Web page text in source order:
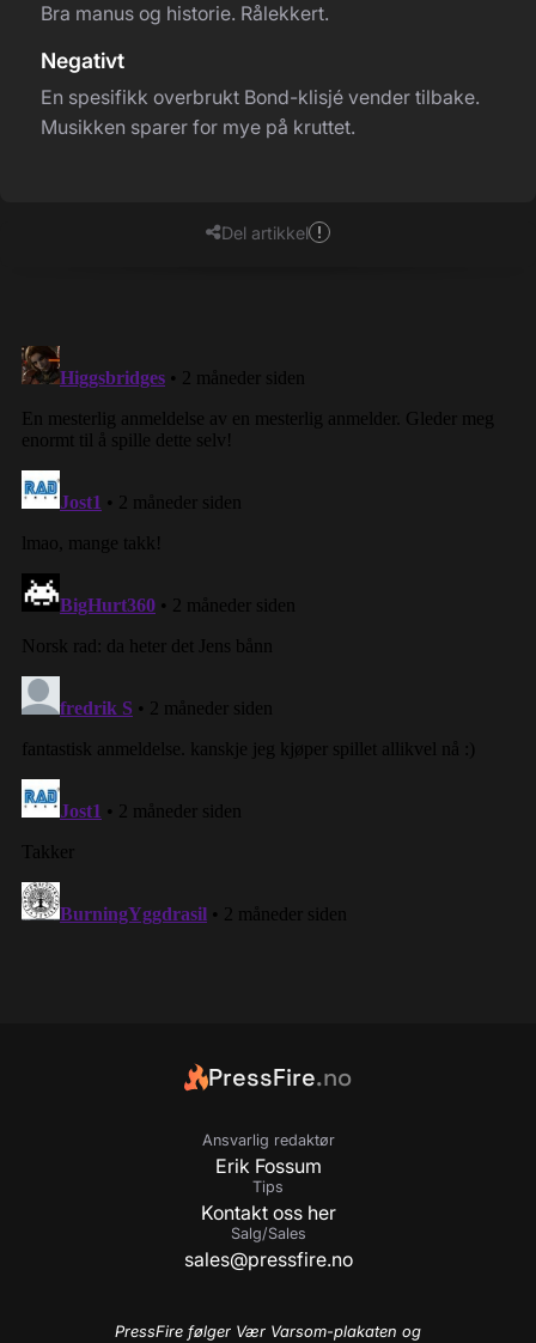
Bra manus og historie. Rålekkert.
Negativt
En spesifikk overbrukt Bond-klisjé vender tilbake.
Musikken sparer for mye på kruttet.
Del artikkel
PressFire.no
Ansvarlig redaktør
Erik Fossum
Tips
Kontakt oss her
Salg/Sales
sales@pressfire.no
PressFire følger Vær Varsom-plakaten og